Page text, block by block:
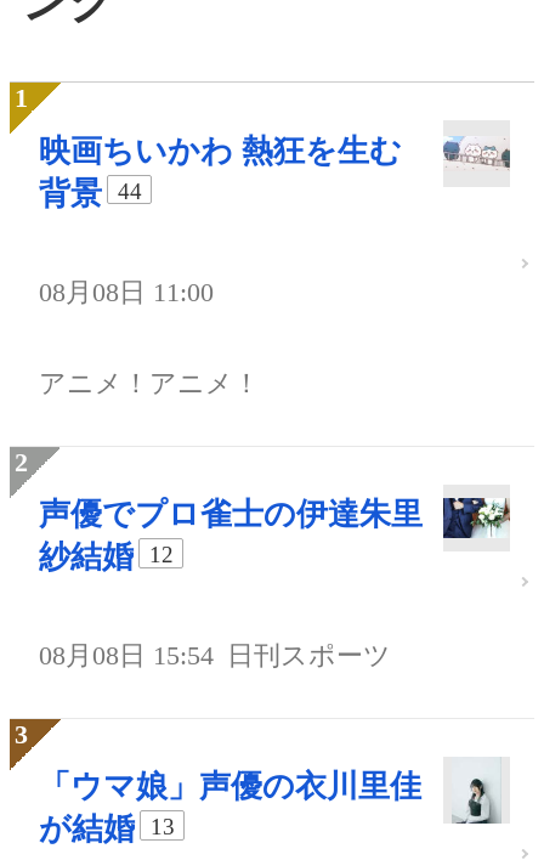
映画ちいかわ 熱狂を生む
背景
44
08月08日 11:00
アニメ！アニメ！
声優でプロ雀士の伊達朱里
紗結婚
12
08月08日 15:54 日刊スポーツ
「ウマ娘」声優の衣川里佳
が結婚
13